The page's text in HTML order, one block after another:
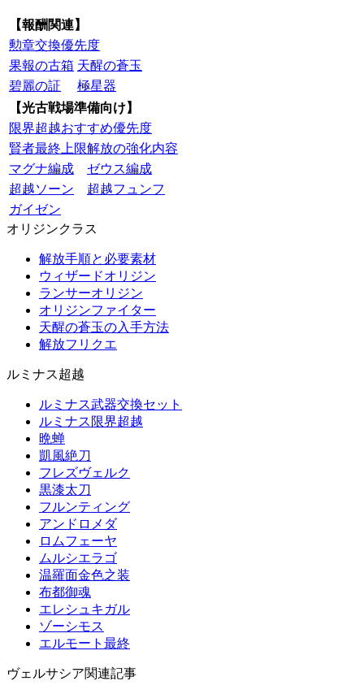
【報酬関連】
勲章交換優先度
果報の古箱 天醒の蒼玉
碧麗の証
極星器
【光古戦場準備向け】
限界超越おすすめ優先度
賢者最終上限解放の強化内容
マグナ編成
ゼウス編成
超越ソーン
超越フュンフ
ガイゼン
オリジンクラス
解放手順と必要素材
ウィザードオリジン
ランサーオリジン
オリジンファイター
天醒の蒼玉の入手方法
解放フリクエ
ルミナス超越
ルミナス武器交換セット
ルミナス限界超越
晩蝉
凱風絶刀
フレズヴェルク
黒漆太刀
フルンティング
アンドロメダ
ロムフェーヤ
ムルシエラゴ
温羅面金色之装
布都御魂
エレシュキガル
ゾーシモス
エルモート最終
ヴェルサシア関連記事